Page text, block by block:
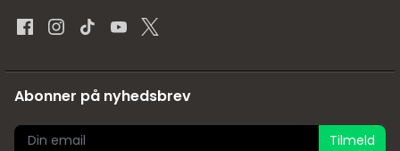
Abonner på nyhedsbrev
Tilmeld